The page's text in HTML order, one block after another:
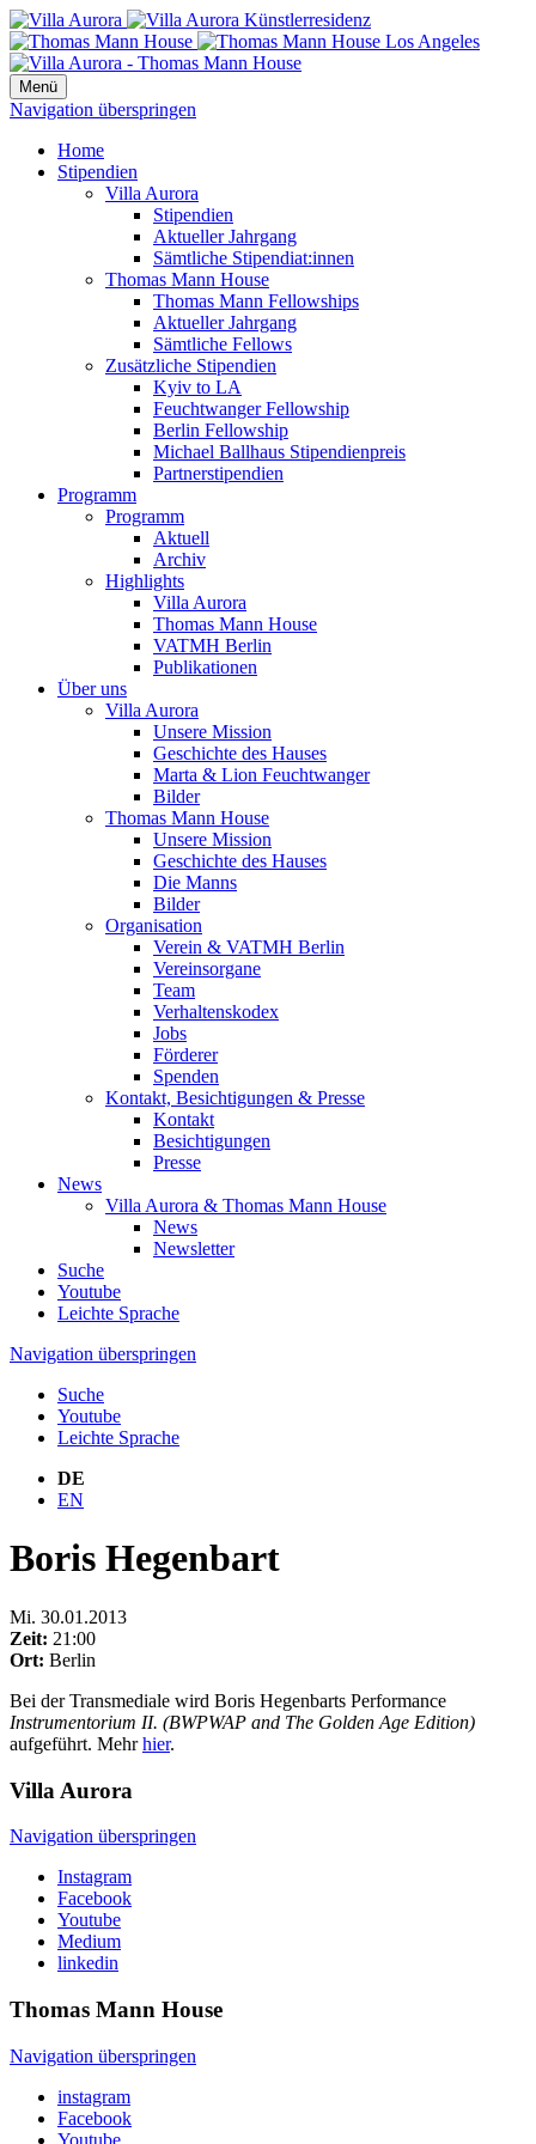
Menü
Navigation überspringen
Home
Stipendien
Villa Aurora
Stipendien
Aktueller Jahrgang
Sämtliche Stipendiat:innen
Thomas Mann House
Thomas Mann Fellowships
Aktueller Jahrgang
Sämtliche Fellows
Zusätzliche Stipendien
Kyiv to LA
Feuchtwanger Fellowship
Berlin Fellowship
Michael Ballhaus Stipendienpreis
Partnerstipendien
Programm
Programm
Aktuell
Archiv
Highlights
Villa Aurora
Thomas Mann House
VATMH Berlin
Publikationen
Über uns
Villa Aurora
Unsere Mission
Geschichte des Hauses
Marta & Lion Feuchtwanger
Bilder
Thomas Mann House
Unsere Mission
Geschichte des Hauses
Die Manns
Bilder
Organisation
Verein & VATMH Berlin
Vereinsorgane
Team
Verhaltenskodex
Jobs
Förderer
Spenden
Kontakt, Besichtigungen & Presse
Kontakt
Besichtigungen
Presse
News
Villa Aurora & Thomas Mann House
News
Newsletter
Suche
Youtube
Leichte Sprache
Navigation überspringen
Suche
Youtube
Leichte Sprache
DE
EN
Boris Hegenbart
Mi. 30.01.2013
Zeit: 21:00
Ort: Berlin
Bei der Transmediale wird Boris Hegenbarts Performance
Instrumentorium II. (BWPWAP and The Golden Age Edition)
aufgeführt. Mehrhier.
Villa Aurora
Navigation überspringen
Instagram
Facebook
Youtube
Medium
linkedin
Thomas Mann House
Navigation überspringen
instagram
Facebook
Youtube